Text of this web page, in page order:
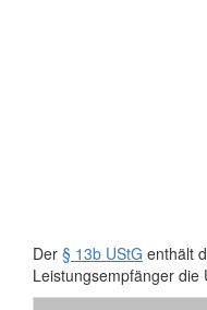
Der § 13b UStG enthält
Leistungsempfänger die